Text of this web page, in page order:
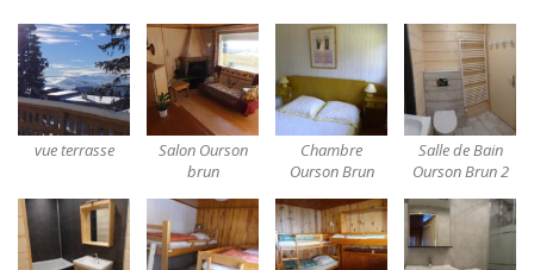
vue terrasse
Salon Ourson
brun
Chambre
Ourson Brun
Salle de Bain
Ourson Brun 2